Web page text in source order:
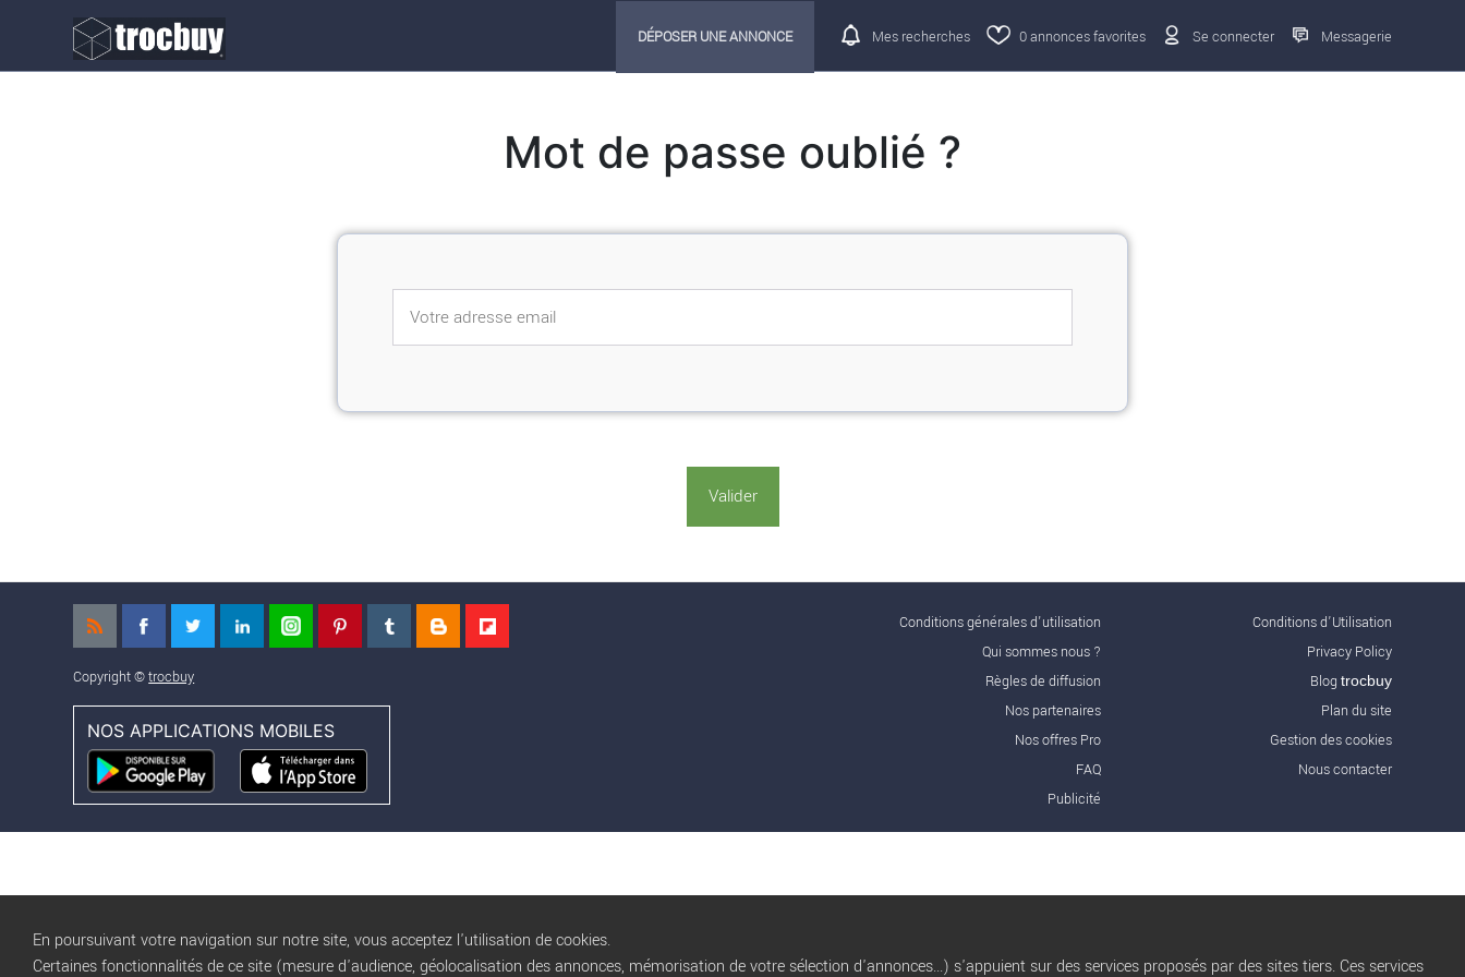
DÉPOSER UNE ANNONCE Mes recherches 0annonces favorites Se connecter Messagerie
Mot de passe oublié ?
Copyright ©trocbuy
NOS APPLICATIONS MOBILES
Conditions générales d'utilisation
Qui sommes nous ?
Règles de diffusion
Nos partenaires
Nos offres Pro
FAQ
Publicité
Conditions d’Utilisation
Privacy Policy
Blog trocbuy
Plan du site
Gestion des cookies
Nous contacter
En poursuivant votre navigation sur notre site, vous acceptez l'utilisation de cookies.
Certaines fonctionnalités de ce site (mesure d'audience, géolocalisation des annonces, mémorisation de votre sélection d'annonces...) s'appuient sur des services proposés par des sites tiers. Ces services